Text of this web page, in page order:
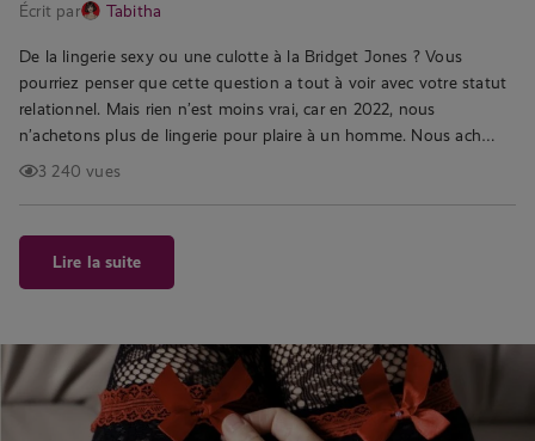
Écrit par Tabitha
De la lingerie sexy ou une culotte à la Bridget Jones ? Vous
pourriez penser que cette question a tout à voir avec votre statut
relationnel. Mais rien n’est moins vrai, car en 2022, nous
n’achetons plus de lingerie pour plaire à un homme. Nous ach…
3 240 vues
Lire la suite